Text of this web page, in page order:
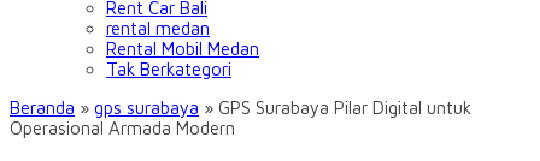
Rent Car Bali
rental medan
Rental Mobil Medan
Tak Berkategori
Beranda » gps surabaya » GPS Surabaya Pilar Digital untuk
Operasional Armada Modern